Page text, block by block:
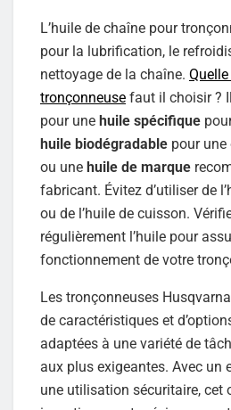
L’huile de chaîne pour
pour la lubrification, le
nettoyage de la chaîne.
tronçonneuse faut il choisir ?
pour une huile spécifique
huile biodégradable pour
ou une huile de marque
fabricant. Évitez d’utiliser de
ou de l’huile de cuisson.
régulièrement l’huile pour
fonctionnement de votre
Les tronçonneuses
de caractéristiques et
adaptées à une variété de
aux plus exigeantes. Avec un
une utilisation sécuritaire, cet